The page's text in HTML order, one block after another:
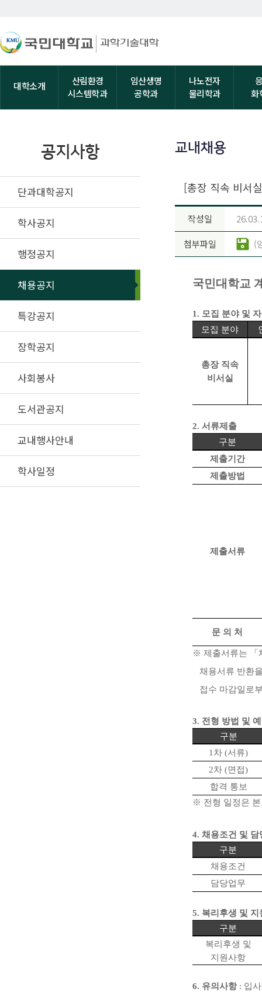
대학소개
산림환경
시스템학과
임산생명
공학과
나노전자
물리학과
화
공지사항
단과대학공지
학사공지
행정공지
채용공지
특강공지
장학공지
사회봉사
도서관공지
교내행사안내
학사일정
교내채용
[총장 직속 비서
작성일
첨부파일 (
국민대학교
1. 모집 분야 및
모집 분야
총장 직속
비서실
2. 서류제출
구분
제출기간
제출방법
제출서류
문 의 처
※ 제출서류는 「
채용서류 반환
접수 마감일로
3. 전형 방법 및
구분
1차 (서류)
2차 (면접)
합격 통보
※ 전형 일정은
4. 채용조건 및 담
구분
채용조건
담당업무
5. 복리후생 및 지
구분
복리후생 및
지원사항
6. 유의사항: 입